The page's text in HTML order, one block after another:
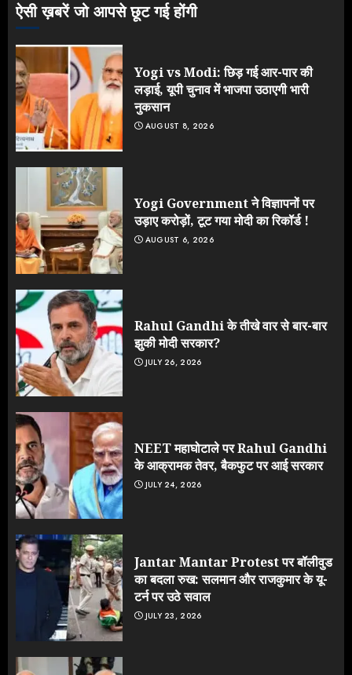
ऐसी ख़बरें जो आपसे छूट गई होंगी
Yogi vs Modi: छिड़ गई आर-पार की
लड़ाई, यूपी चुनाव में भाजपा उठाएगी भारी
नुकसान
AUGUST 8, 2026
Yogi Government ने विज्ञापनों पर
उड़ाए करोड़ों, टूट गया मोदी का रिकॉर्ड !
AUGUST 6, 2026
Rahul Gandhi के तीखे वार से बार-बार
झुकी मोदी सरकार?
JULY 26, 2026
NEET महाघोटाले पर Rahul Gandhi
के आक्रामक तेवर, बैकफुट पर आई सरकार
JULY 24, 2026
Jantar Mantar Protest पर बॉलीवुड
का बदला रुख: सलमान और राजकुमार के यू-
टर्न पर उठे सवाल
JULY 23, 2026